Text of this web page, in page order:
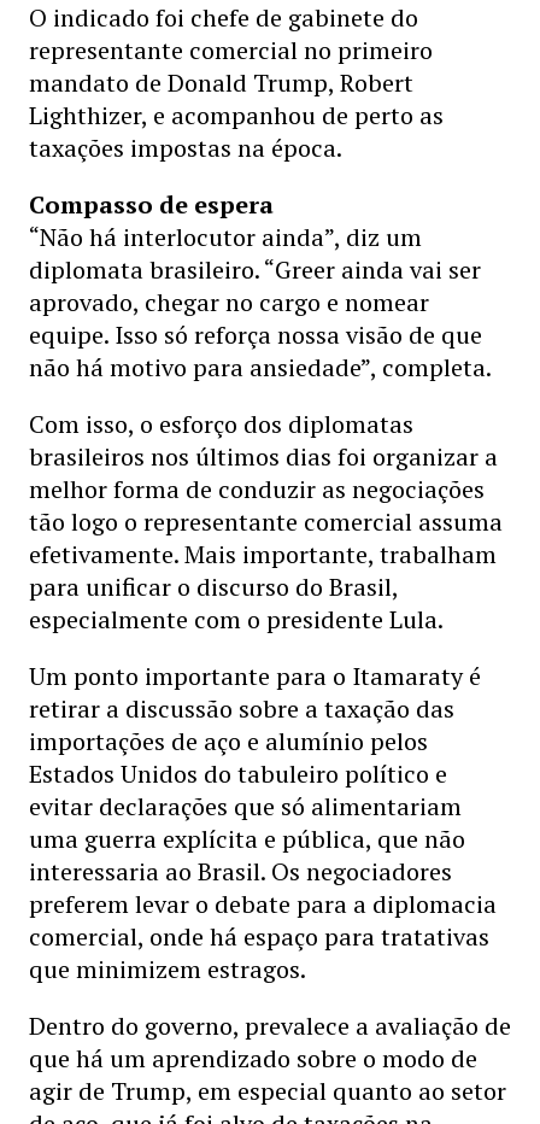
O indicado foi chefe de gabinete do
representante comercial no primeiro
mandato de Donald Trump, Robert
Lighthizer, e acompanhou de perto as
taxações impostas na época.
Compasso de espera
“Não há interlocutor ainda”, diz um
diplomata brasileiro. “Greer ainda vai ser
aprovado, chegar no cargo e nomear
equipe. Isso só reforça nossa visão de que
não há motivo para ansiedade”, completa.
Com isso, o esforço dos diplomatas
brasileiros nos últimos dias foi organizar a
melhor forma de conduzir as negociações
tão logo o representante comercial assuma
efetivamente. Mais importante, trabalham
para unificar o discurso do Brasil,
especialmente com o presidente Lula.
Um ponto importante para o Itamaraty é
retirar a discussão sobre a taxação das
importações de aço e alumínio pelos
Estados Unidos do tabuleiro político e
evitar declarações que só alimentariam
uma guerra explícita e pública, que não
interessaria ao Brasil. Os negociadores
preferem levar o debate para a diplomacia
comercial, onde há espaço para tratativas
que minimizem estragos.
Dentro do governo, prevalece a avaliação de
que há um aprendizado sobre o modo de
agir de Trump, em especial quanto ao setor